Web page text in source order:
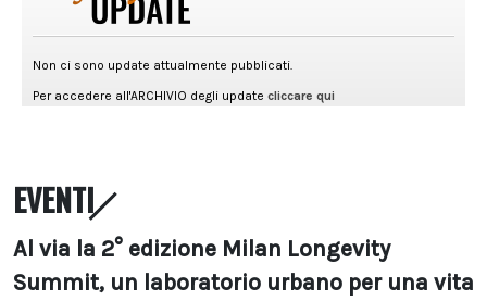
EVENTI
Al via la 2° edizione Milan Longevity
Summit, un laboratorio urbano per una vita